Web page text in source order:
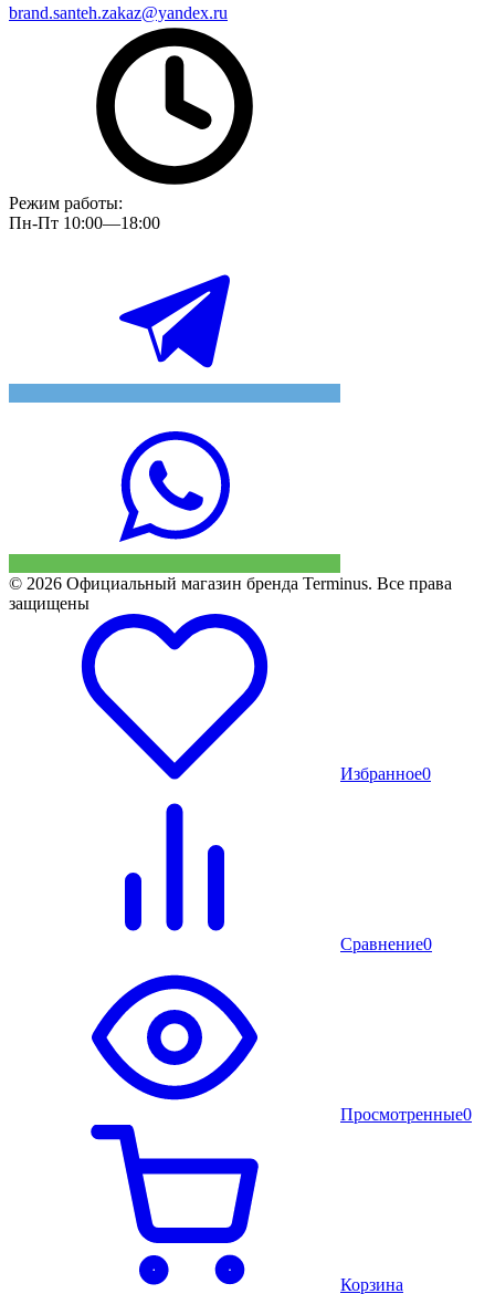
brand.santeh.zakaz@yandex.ru
Режим работы:
Пн-Пт 10:00—18:00
© 2026 Официальный магазин бренда Terminus. Все права
защищены
Избранное0
Сравнение0
Просмотренные0
Корзина